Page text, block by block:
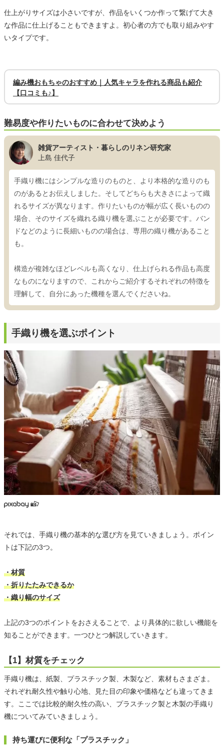
仕上がりサイズは小さいですが、作品をいくつか作って繋げて大き
な作品に仕上げることもできますよ。初心者の方でも取り組みやす
いタイプです。
編み機おもちゃのおすすめ｜人気キャラを作れる商品も紹介
【口コミも♪】
難易度や作りたいものに合わせて決めよう
雑貨アーティスト・暮らしのリネン研究家
上島 佳代子
手織り機にはシンプルな造りのものと、より本格的な造りのも
のがあるとお伝えしました。そしてどちらも大きさによって織
れるサイズが異なります。作りたいものが幅が広く長いものの
場合、そのサイズを織れる織り機を選ぶことが必要です。バン
ドなどのように長細いものの場合は、専用の織り機があること
も。
構造が複雑なほどレベルも高くなり、仕上げられる作品も高度
なものになりますので、これからご紹介するそれぞれの特徴を
理解して、自分にあった機種を選んでくださいね。
手織り機を選ぶポイント
それでは、手織り機の基本的な選び方を見ていきましょう。ポイン
トは下記の3つ。
・材質
・折りたたみできるか
・織り幅のサイズ
上記の3つのポイントをおさえることで、より具体的に欲しい機能を
知ることができます。一つひとつ解説していきます。
【1】材質をチェック
手織り機は、紙製、プラスチック製、木製など、素材もさまざま。
それぞれ耐久性や触り心地、見た目の印象や価格なども違ってきま
す。ここでは比較的耐久性の高い、プラスチック製と木製の手織り
機についてみていきましょう。
持ち運びに便利な「プラスチック」